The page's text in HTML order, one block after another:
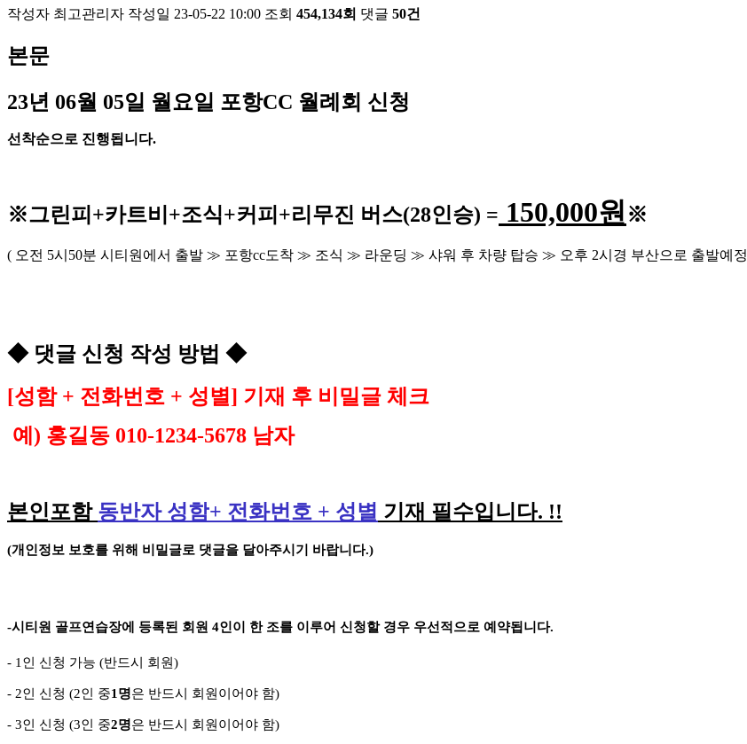
작성자 최고관리자 작성일 23-05-22 10:00 조회 454,134회 댓글 50건
본문
23년 06월 05일 월요일 포항CC 월례회 신청
선착순으로 진행됩니다.
※그린피 +카트비 +조식+커피+리무진 버스(28인승) = 150,000원 ※
( 오전 5시 50분 시티원에서 출발 ≫ 포항cc도착 ≫ 조식 ≫ 라운딩 ≫ 샤워 후 차량 탑승 ≫ 오후 2시경 부산으로 출발예정
◆ 댓글 신청 작성 방법 ◆
[성함 + 전화번호 + 성별] 기재 후 비밀글 체크
예 ) 홍길동 010-1234-5678 남자
본인포함 동반자 성함+ 전화번호 + 성별 기재 필수입니다. !!
(개인정보 보호를 위해 비밀글로 댓글을 달아주시기 바랍니다.)
-시티원 골프연습장에 등록된 회원 4인이 한 조를 이루어 신청할 경우 우선적으로 예약됩니다.
- 1인 신청 가능 (반드시 회원)
- 2인 신청 (2인 중1명은 반드시 회원이어야 함)
- 3인 신청 (3인 중2명은 반드시 회원이어야 함)